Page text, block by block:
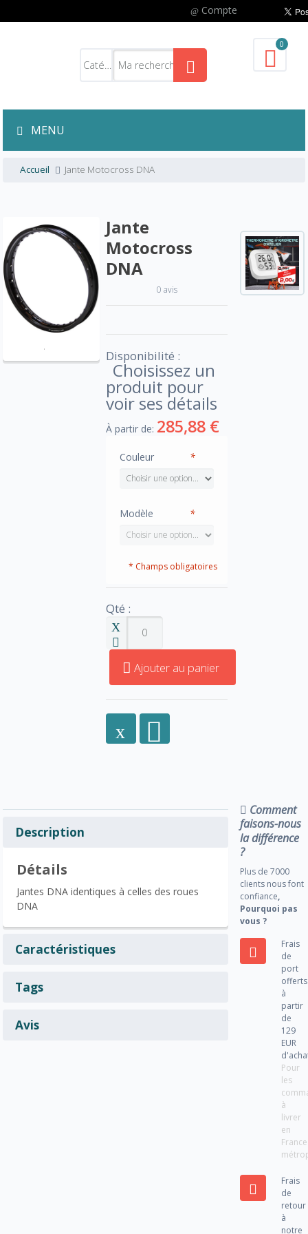
Compte
0
MENU
Accueil Jante Motocross DNA
Jante
Motocross
DNA
0 avis
Disponibilité :
Choisissez un
produit pour
voir ses détails
À partir de: 285,88 €
*
Couleur
*
Modèle
* Champs obligatoires
Qté :
Ajouter au panier
Description
Détails
Jantes DNA identiques à celles des roues
DNA
Caractéristiques
Tags
Avis
Comment
faisons-nous
la différence
?
Plus de 7000
clients nous font
confiance,
Pourquoi pas
vous ?
Frais
de
port
offerts
à
partir
de
129
EUR
Pour
les
à
livrer
en
France
Frais
de
retour
à
notre